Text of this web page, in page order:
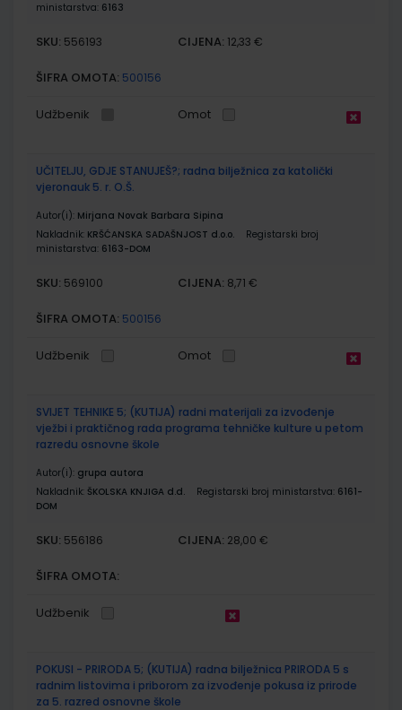
ministarstva: 6163
SKU: 556193 CIJENA: 12,33 €
ŠIFRA OMOTA: 500156
Udžbenik Omot
UČITELJU, GDJE STANUJEŠ?; radna bilježnica za katolički
vjeronauk 5. r. O.Š.
Autor(i): Mirjana Novak Barbara Sipina
Nakladnik: KRŠĆANSKA SADAŠNJOST d.o.o.
Registarski broj
ministarstva: 6163-DOM
SKU: 569100 CIJENA: 8,71 €
ŠIFRA OMOTA: 500156
Udžbenik Omot
SVIJET TEHNIKE 5; (KUTIJA) radni materijali za izvođenje
vježbi i praktičnog rada programa tehničke kulture u petom
razredu osnovne škole
Autor(i): grupa autora
Nakladnik: ŠKOLSKA KNJIGA d.d. Registarski broj ministarstva: 6161-
DOM
SKU: 556186 CIJENA: 28,00 €
ŠIFRA OMOTA:
Udžbenik
POKUSI - PRIRODA 5; (KUTIJA) radna bilježnica PRIRODA 5 s
radnim listovima i priborom za izvođenje pokusa iz prirode
za 5. razred osnovne škole